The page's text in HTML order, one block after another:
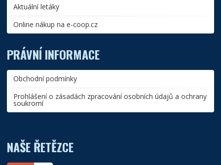
Aktuální letáky
Online nákup na e-coop.cz
PRÁVNÍ INFORMACE
Obchodní podmínky
Prohlášení o zásadách zpracování osobních údajů a ochrany
soukromí
NAŠE ŘETĚZCE